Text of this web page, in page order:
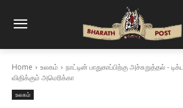
Home உலகம்
நாட்டின் பாதுகாப்பிற்கு அச்சுறுத்தல் -
விதிக்கும் அமெரிக்கா
உலகம்